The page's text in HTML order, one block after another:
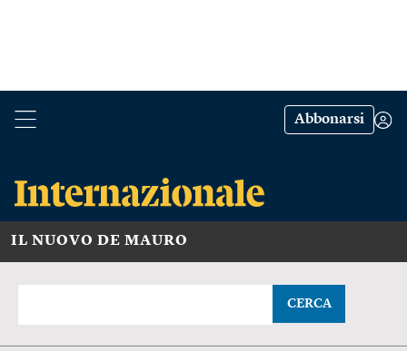
Abbonarsi
IL NUOVO DE MAURO
CERCA